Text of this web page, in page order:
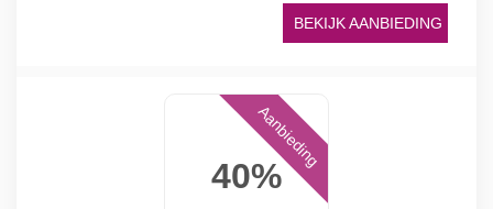
BEKIJK AANBIEDING
40%
Aanbieding